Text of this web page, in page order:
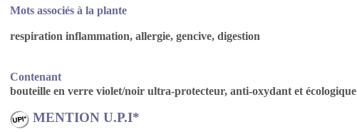
Mots associés à la plante
respiration inflammation, allergie, gencive, digestion
Contenant
bouteille en verre violet/noir ultra-protecteur, anti-oxydant et écologique
MENTION U.P.I*